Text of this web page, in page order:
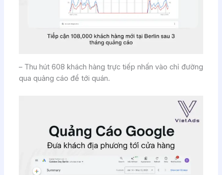
– Thu hút 608 khách hàng trực tiếp nhấn vào chỉ đường
qua quảng cáo để tới quán.